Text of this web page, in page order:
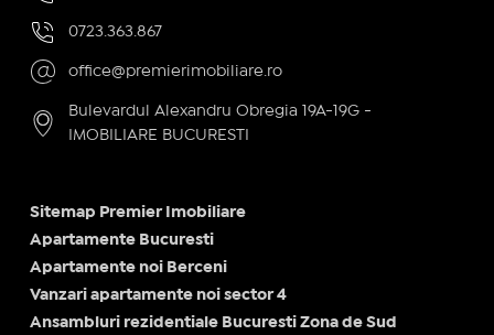
0723.363.867
office@premierimobiliare.ro
Bulevardul Alexandru Obregia 19A-19G -
IMOBILIARE BUCURESTI
Sitemap Premier Imobiliare
Apartamente Bucuresti
Apartamente noi Berceni
Vanzari apartamente noi sector 4
Ansambluri rezidentiale Bucuresti Zona de Sud